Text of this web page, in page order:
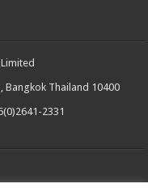
Bangkok Thailand 10400
2331